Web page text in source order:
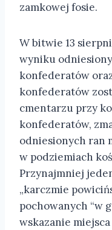
zamkowej fosie.
W bitwie 13
wyniku
konfederatów
konfederatów
cmentarzu przy
konfederatów,
odniesionych ran
w podziemiach
Przynajmniej
„karczmie
pochowanych “w
wskazanie